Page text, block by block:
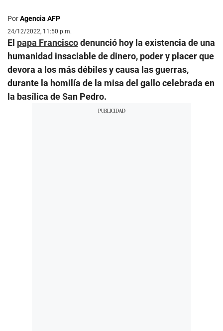
PorAgencia AFP
24/12/2022, 11:50 p.m.
El papa Franciscodenunció hoy la existencia de una
humanidad insaciable de dinero, poder y placer que
devora a los más débiles y causa las guerras,
durante la homilía de la misa del gallo celebrada en
la basílica de San Pedro.